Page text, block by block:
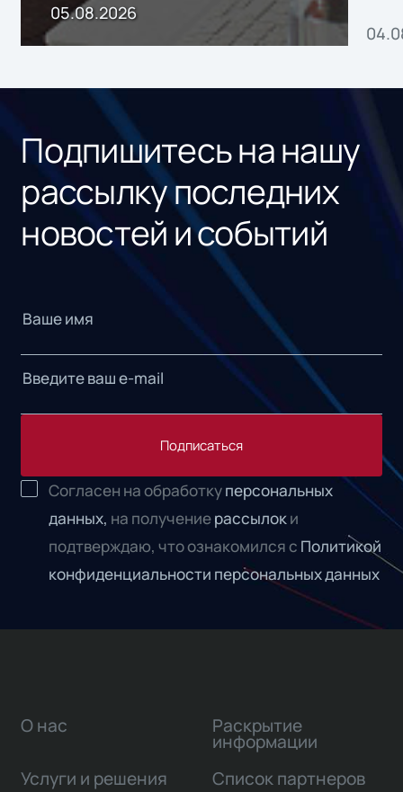
05.08.2026
Подпишитесь на нашу
рассылку последних
новостей и событий
Подписаться
Согласен на обработкуперсональных
данных, на получениерассылоки
подтверждаю, что ознакомился с Политикой
конфиденциальности персональных данных
О нас
Услуги и решения
Раскрытие
информации
Список партнеров